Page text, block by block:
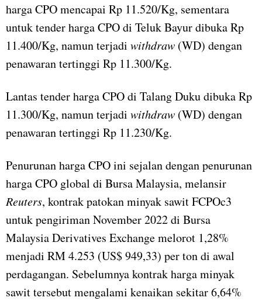
harga CPO mencapai Rp 11.520/Kg, sementara
untuk tender harga CPO di Teluk Bayur dibuka Rp
11.400/Kg, namun terjadi withdraw (WD) dengan
penawaran tertinggi Rp 11.300/Kg.
Lantas tender harga CPO di Talang Duku dibuka Rp
11.300/Kg, namun terjadi withdraw (WD) dengan
penawaran tertinggi Rp 11.230/Kg.
Penurunan harga CPO ini sejalan dengan penurunan
harga CPO global di Bursa Malaysia, melansir
Reuters, kontrak patokan minyak sawit FCPOc3
untuk pengiriman November 2022 di Bursa
Malaysia Derivatives Exchange melorot 1,28%
menjadi RM 4.253 (US$ 949,33) per ton di awal
perdagangan. Sebelumnya kontrak harga minyak
sawit tersebut mengalami kenaikan sekitar 6,64%